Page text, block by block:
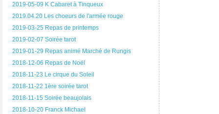
2019-05-09 K Cabaret à Tinqueux
2019.04.20 Les choeurs de l'armée rouge
2019-03-25 Repas de printemps
2019-02-07 Soirée tarot
2019-01-29 Repas animé Marché de Rungis
2018-12-06 Repas de Noël
2018-11-23 Le cirque du Soleil
2018-11-22 1ère soirée tarot
2018-11-15 Soirée beaujolais
2018-10-20 Franck Michael